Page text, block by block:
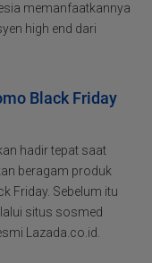
memanfaatkannya
high end dari
Black Friday
hadir tepat saat
beragam produk
Friday. Sebelum itu
situs sosmed
Lazada.co.id.